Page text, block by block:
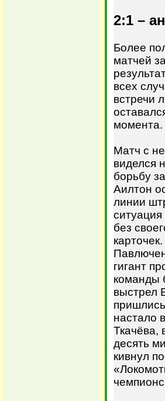
2:1 –
Более
матчей
всех
встречи
момента.
Матч с
виделся
борьбу
Аилтон
линии
без
гигант
команды
выстрел
настало
Ткачёва,
десять
кивнул